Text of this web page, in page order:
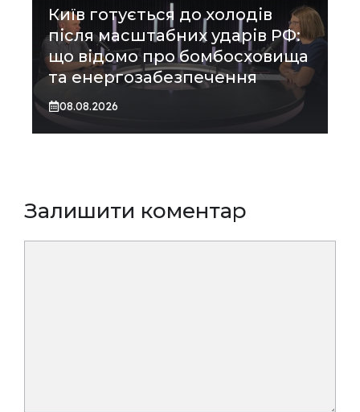
Київ готується до холодів
після масштабних ударів РФ:
що відомо про бомбосховища
та енергозабезпечення
08.08.2026
Залишити коментар